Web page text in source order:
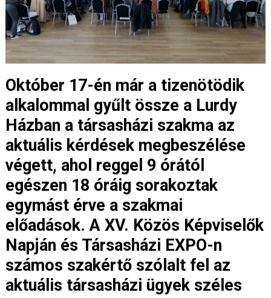
Október 17-én már a tizenötödik
alkalommal gyűlt össze a Lurdy
Házban a társasházi szakma az
aktuális kérdések megbeszélése
végett, ahol reggel 9 órától
egészen 18 óráig sorakoztak
egymást érve a szakmai
előadások. A XV. Közös Képviselők
Napján és Társasházi EXPO-n
számos szakértő szólalt fel az
aktuális társasházi ügyek széles